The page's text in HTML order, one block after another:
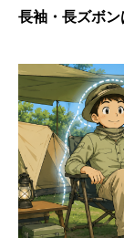
長袖・長ズボ